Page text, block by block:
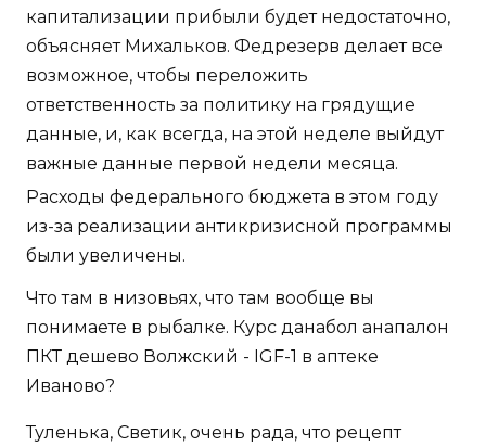
капитализации прибыли будет недостаточно,
объясняет Михальков. Федрезерв делает все
возможное, чтобы переложить
ответственность за политику на грядущие
данные, и, как всегда, на этой неделе выйдут
важные данные первой недели месяца.
Расходы федерального бюджета в этом году
из-за реализации антикризисной программы
были увеличены.
Что там в низовьях, что там вообще вы
понимаете в рыбалке. Курс данабол анапалон
ПКТ дешево Волжский - IGF-1 в аптеке
Иваново?
Туленька, Светик, очень рада, что рецепт